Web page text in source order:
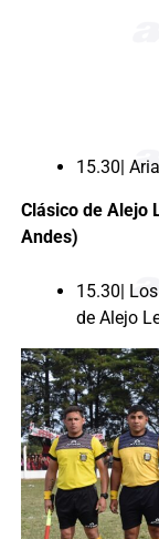
15.30|
Clásico de Alejo
Andes)
15.30|
de Alejo